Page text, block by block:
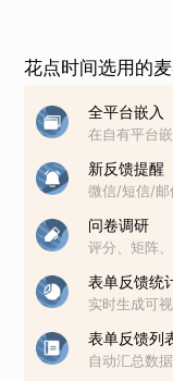
花点时间选用的
全平台嵌入
在自有平台
新反馈提醒
微信/短信/邮
问卷调研
评分、矩阵
表单反馈统
实时生成可
表单反馈列
自动汇总数